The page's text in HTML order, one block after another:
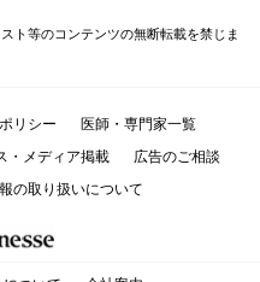
ト等のコンテンツの無断転載を禁じま
ポリシー
医師・専門家一覧
・メディア掲載
広告のご相談
の取り扱いについて